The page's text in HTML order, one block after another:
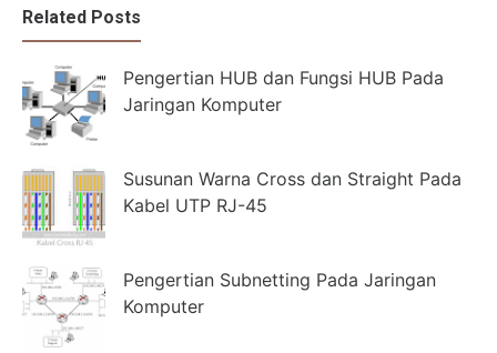
Related Posts
Pengertian HUB dan Fungsi HUB Pada
Jaringan Komputer
Susunan Warna Cross dan Straight Pada
Kabel UTP RJ-45
Pengertian Subnetting Pada Jaringan
Komputer